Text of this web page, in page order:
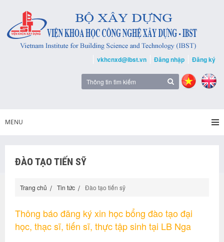
vkhcnxd@ibst.vn Đăng nhập Đăng ký
MENU
ĐÀO TẠO TIẾN SỸ
Trang chủ Tin tức Đào tạo tiến sỹ
Thông báo đăng ký xin học bổng đào tạo đại
học, thạc sĩ, tiến sĩ, thực tập sinh tại LB Nga